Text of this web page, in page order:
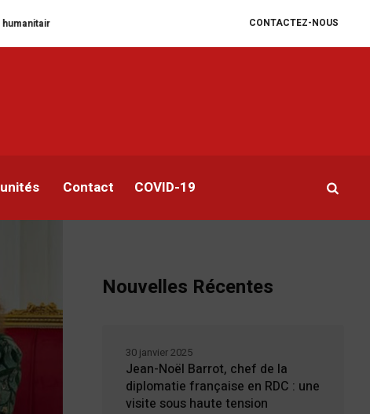
CONTACTEZ-NOUS
William Ruto convoque un sommet extraordinaire de l’EAC pour un face
Contact COVID-19
Nouvelles Récentes
Jean-Noël Barrot, chef de la
diplomatie française en RDC : une
visite sous haute tension
30 janvier 2025